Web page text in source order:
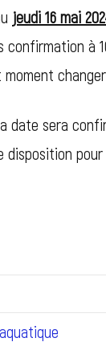
jeudi 16 mai
confirmation à
date sera